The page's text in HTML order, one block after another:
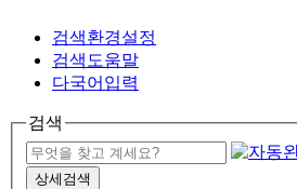
검색환경설정
검색도움말
다국어입력
검색
상세검색